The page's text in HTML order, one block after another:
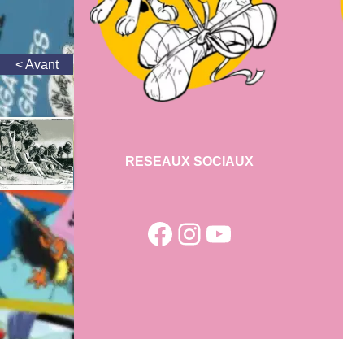
RESEAUX SOCIAUX
Facebook
Instagram
YouTube